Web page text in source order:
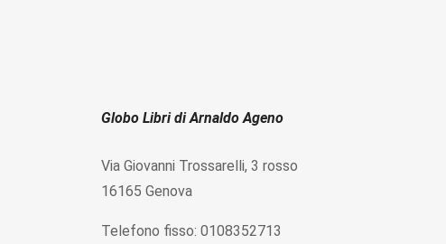
Globo Libri di Arnaldo Ageno
Via Giovanni Trossarelli, 3 rosso
16165 Genova
Telefono fisso: 0108352713